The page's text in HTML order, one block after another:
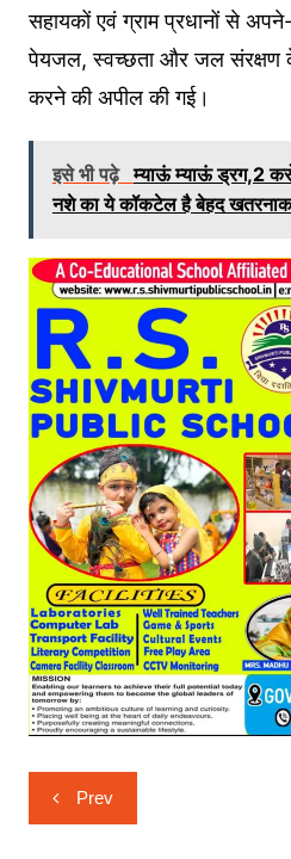
सहायकों एवं ग्राम प्रधानों से
पेयजल, स्वच्छता और जल संरक्षण
करने की अपील की गई।
इसे भी पढ़े म्याऊं म्याऊं ड्रग,2
नशे का ये कॉकटेल है बेहद खतरनाक
Post
navigation
Prev